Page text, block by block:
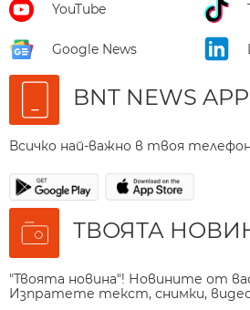
YouTube
Google News
BNT NEWS APP
Всичко най-важно в твоя телефон
ТВОЯТА
"Твоята новина"! Новините от
Изпратете текст, снимки,